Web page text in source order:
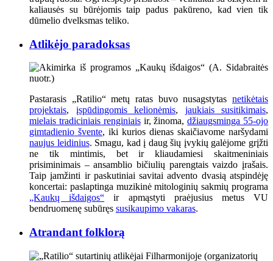
kaliausės su būrėjomis taip padus pakūreno, kad vien tik
dūmelio dvelksmas teliko.
Atlikėjo paradoksas
Pastarasis „Ratilio“ metų ratas buvo nusagstytas netikėtais
projektais, įspūdingomis kelionėmis, jaukiais susitikimais,
mielais tradiciniais renginiaisir, žinoma,džiaugsminga 55-ojo
gimtadienio švente, iki kurios dienas skaičiavome naršydami
naujus leidinius. Smagu, kad į daug šių įvykių galėjome grįžti
ne tik mintimis, bet ir kliaudamiesi skaitmeniniais
prisiminimais – ansamblio bičiulių parengtais vaizdo įrašais.
Taip įamžinti ir paskutiniai savitai advento dvasią atspindėję
koncertai: paslaptinga muzikinė mitologinių sakmių programa
„Kaukų išdaigos“ ir apmąstyti praėjusius metus VU
bendruomenę subūręs susikaupimo vakaras.
Atrandant folklorą